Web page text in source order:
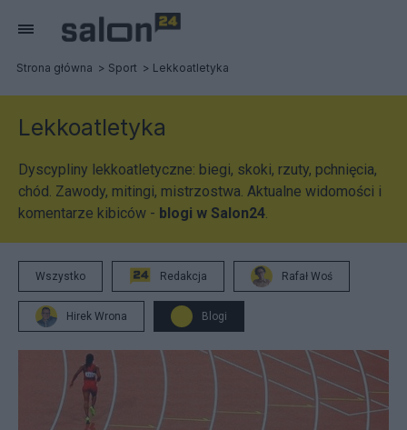
Strona główna Sport Lekkoatletyka
Lekkoatletyka
Dyscypliny lekkoatletyczne: biegi, skoki, rzuty, pchnięcia,
chód. Zawody, mitingi, mistrzostwa. Aktualne widomości i
komentarze kibiców - blogi w Salon24.
Wszystko Redakcja Rafał Woś
Hirek Wrona Blogi